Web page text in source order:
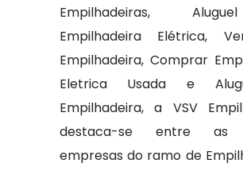
Empilhadeiras,
Empilhadeira Elétrica,
Empilhadeira, Comprar
Eletrica Usada e
Empilhadeira, a VSV
destaca-se entre as
empresas do ramo de